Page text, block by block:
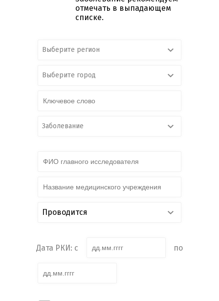
отмечать в выпадающем
списке.
Выберите регион
Выберите город
Заболевание
Проводится
Дата РКИ: с по